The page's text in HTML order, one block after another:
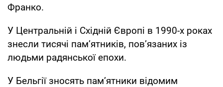
Франко.
У Центральній і Східній Європі в 1990-х роках
знесли тисячі пам’ятників, пов’язаних із
людьми радянської епохи.
У Бельгії зносять пам’ятники відомим